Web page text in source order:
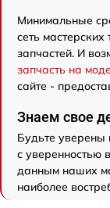
Минимальные
сеть
запчастей. И
запчасть на
сайте -
Знаем свое
Будьте уверены
с уверенностью
данным наших
наиболее